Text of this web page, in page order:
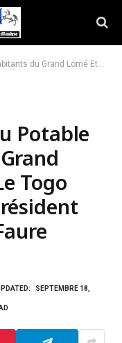
À Cœur Le Président de la République Faure Gnassingbé
Potable
Togo
SEPTEMBRE 18,